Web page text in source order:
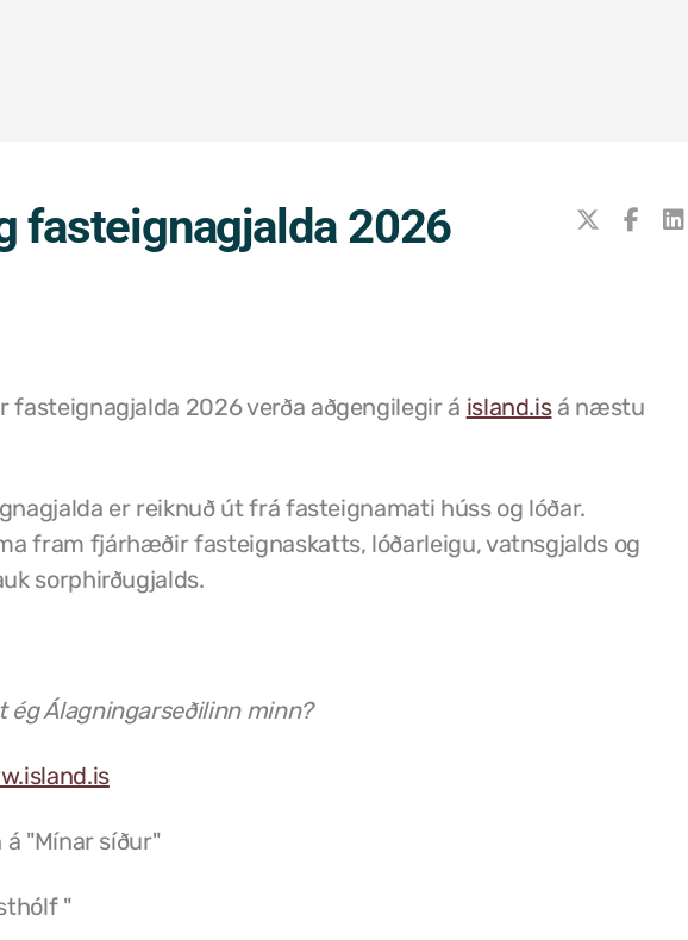
fasteignagjalda 2026
fasteignagjalda 2026 verða aðgengilegir á island.isá næstu
er reiknuð út frá fasteignamati húss og lóðar.
fram fjárhæðir fasteignaskatts, lóðarleigu, vatnsgjalds og
sorphirðugjalds.
ég Álagningarseðilinn minn?
"Mínar síður"
"